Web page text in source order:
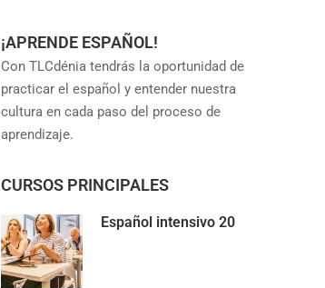
¡APRENDE ESPAÑOL!
Con TLCdénia tendrás la oportunidad de
practicar el español y entender nuestra
cultura en cada paso del proceso de
aprendizaje.
CURSOS PRINCIPALES
Español intensivo 20